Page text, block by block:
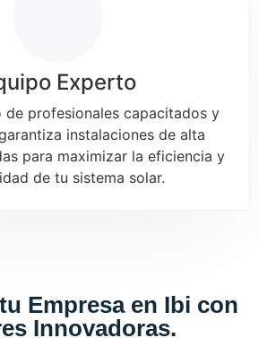
Experto
de profesionales capacitados y
instalaciones de alta
para maximizar la eficiencia y
de tu sistema solar.
Empresa en Ibi con
Innovadoras.